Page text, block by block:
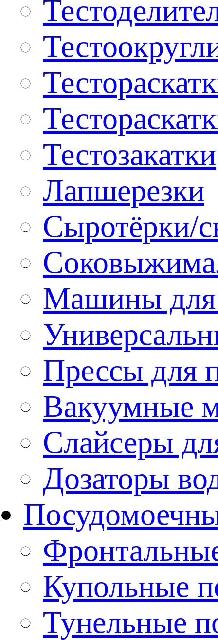
Тестозакатки
Лапшерезки
Сыротёрки/
Машины для
Прессы для
Вакуумные
Слайсеры
Дозаторы
Купольные
Тунельные